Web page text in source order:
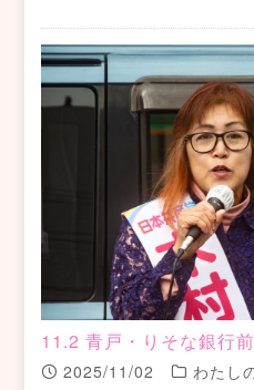
11.2 青戸・りそな銀行
2025/11/02
わたし